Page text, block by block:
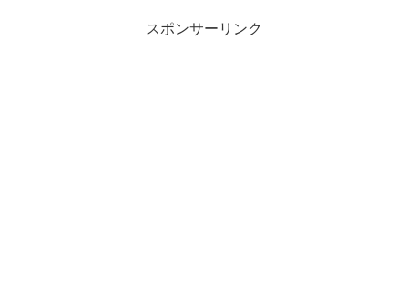
スポンサーリンク